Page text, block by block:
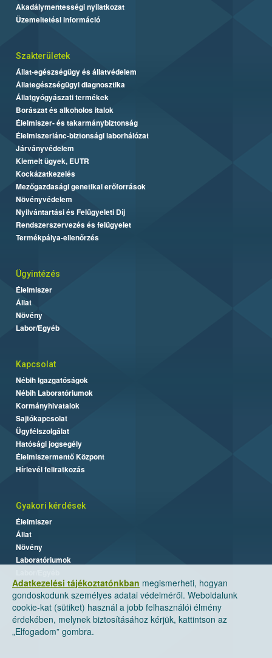
Adatkezelési tájékoztatónkban megismerheti, hogyan
gondoskodunk személyes adatai védelméről. Weboldalunk
cookie-kat (sütiket) használ a jobb felhasználói élmény
érdekében, melynek biztosításához kérjük, kattintson az
„Elfogadom” gombra.
Akadálymentességi nyilatkozat
Üzemeltetési információ
Szakterületek
Állat-egészségügy és állatvédelem
Állategészségügyi diagnosztika
Állatgyógyászati termékek
Borászat és alkoholos italok
Élelmiszer- és takarmánybiztonság
Élelmiszerlánc-biztonsági laborhálózat
Járványvédelem
Kiemelt ügyek, EUTR
Kockázatkezelés
Mezőgazdasági genetikai erőforrások
Növényvédelem
Nyilvántartási és Felügyeleti Díj
Rendszerszervezés és felügyelet
Termékpálya-ellenőrzés
Ügyintézés
Élelmiszer
Állat
Növény
Labor/Egyéb
Kapcsolat
Nébih Igazgatóságok
Nébih Laboratóriumok
Kormányhivatalok
Sajtókapcsolat
Ügyfélszolgálat
Hatósági jogsegély
Élelmiszermentő Központ
Hírlevél feliratkozás
Gyakori kérdések
Élelmiszer
Állat
Növény
Laboratóriumok